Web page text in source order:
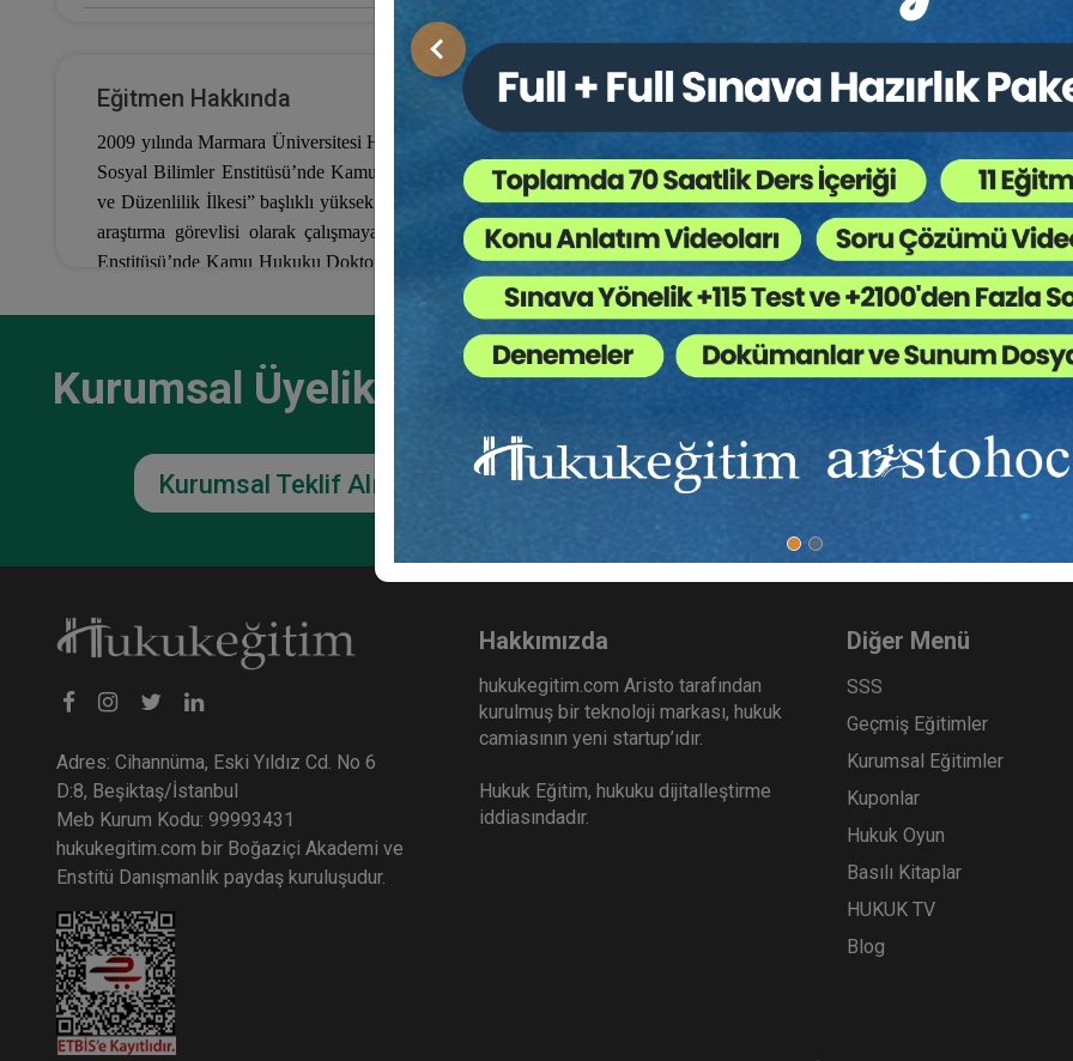
Önceki
Eğitmen Hakkında
2009 yılında Marmara Üniversitesi Hukuk Fakültesini birincilikle bitiren Müzeyyen Gözde Atasayan, aynı yıl Galatasaray
Sosyal Bilimler Enstitüsü’nde Kamu Hukuku Yüksek Lisans çalışmalarını yürütmüş ve 2011 yılında “Kamu Hizmetlerinin
ve Düzenlilik İlkesi” başlıklı yüksek lisans tezini tamamlamıştır. Aynı yıl, Kadir Has Üniversitesi Anayasa Hukuku Anabilim
araştırma görevlisi olarak çalışmaya başlayan M. Gözde Atasayan, bir yandan da yine Galatasaray Üniversitesi Sosyal
Enstitüsü’nde Kamu Hukuku Doktora çalışmalarına devam etmiştir. 2019 yılında “Sosyal Hakların Yargısallaştırılması” başlıklı
doktorasını tamamlamıştır. 2020 yılından bu yana Piri Reis Üniversitesi Hukuk Fakültesi Anayasa Hukuku Anabilim
Öğretim Üyesi ve Anabilim Dalı Başkanı olarak görev yapmaktadır. Yazarın bilimsel ve güncel dergilerde Anayasa Hukuku
Hakları Hukukuna yönelik çok sayıda makalesi bulunmaktadır.
Kurumsal Üyelikler İçin
Kurumsal Teklif Alın
Ekibinizin hukuk bilgisini yükseltin, kaliteli içeriklerle
Ekibinize, Hukuk Eğitim’in birbirinden kaliteli
sınırsız erişim imkanı sunun.
Adres: Cihannüma, Eski Yıldız Cd. No 6
D:8, Beşiktaş/İstanbul
Meb Kurum Kodu: 99993431
hukukegitim.com bir Boğaziçi Akademi ve
Enstitü Danışmanlık paydaş kuruluşudur.
Hakkımızda
hukukegitim.com Aristo tarafından
kurulmuş bir teknoloji markası, hukuk
camiasının yeni startup’ıdır.
Hukuk Eğitim, hukuku dijitalleştirme
iddiasındadır.
Diğer Menü
SSS
Geçmiş Eğitimler
Kurumsal Eğitimler
Kuponlar
Hukuk Oyun
Basılı Kitaplar
HUKUK TV
Blog